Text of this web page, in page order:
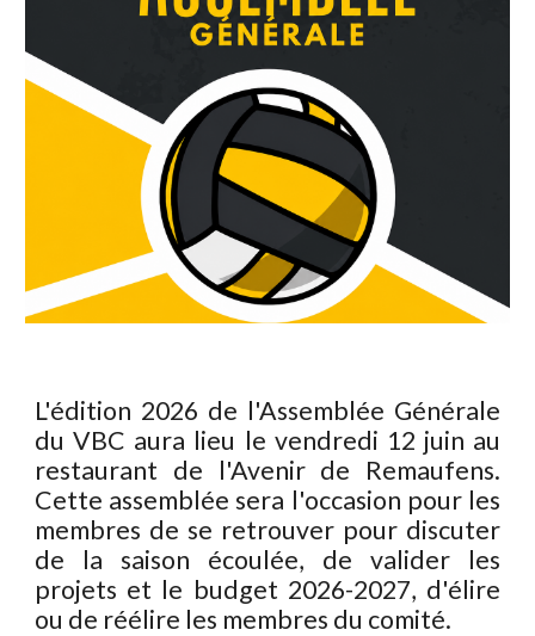
L'édition 2026 de l'Assemblée Générale
du VBC aura lieu le vendredi 12 juin au
restaurant de l'Avenir de Remaufens.
Cette assembléesera l'occasion pour les
membres de se retrouver pour discuter
de la saison écoulée, de valider les
projets et le budget 2026-2027, d'élire
ou de réélire les membres du comité.